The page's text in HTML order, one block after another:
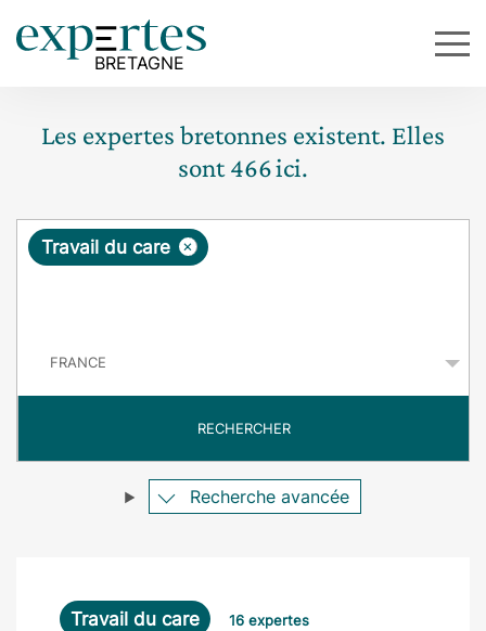
Les expertes bretonnes existent. Elles
sont466ici.
R
ê
e
×
Travail du care
RECHERCHER
Recherche avancée
Travail du care 16 expertes